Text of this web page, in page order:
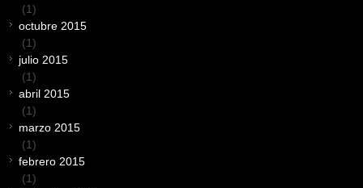
(1)
octubre 2015
(1)
julio 2015
(1)
abril 2015
(1)
marzo 2015
(1)
febrero 2015
(1)